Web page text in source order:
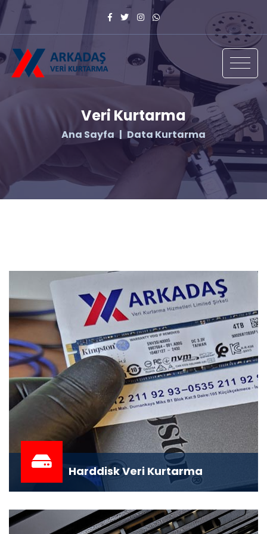
Veri Kurtarma
Ana Sayfa Data Kurtarma
Harddisk Veri Kurtarma
Merkezi Verilerinizin saklandığı Hard D...